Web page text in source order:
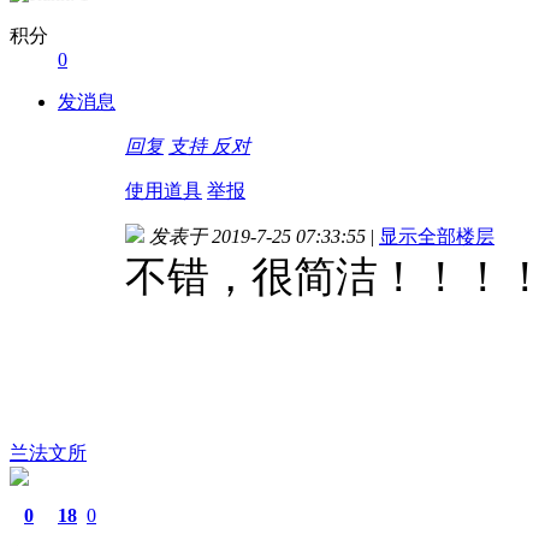
积分
0
发消息
回复 支持 反对
使用道具 举报
兰法文所
0 18 0
发表于 2019-7-25 07:33:55 | 显示全部楼层
不错，很简洁！！！